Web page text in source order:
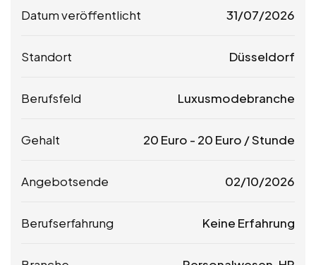
Datum veröffentlicht 31/07/2026
Standort Düsseldorf
Berufsfeld Luxusmodebranche
Gehalt 20 Euro - 20 Euro / Stunde
Angebotsende 02/10/2026
Berufserfahrung Keine Erfahrung